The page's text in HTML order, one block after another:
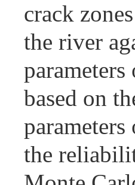
crack
the river
based on
the